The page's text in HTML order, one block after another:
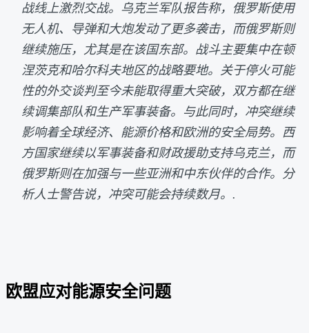
战线上激烈交战。乌克兰军队报告称，俄罗斯使用
无人机、导弹和大炮发动了更多袭击，而俄罗斯则
继续施压，尤其是在该国东部。战斗主要集中在顿
涅茨克和哈尔科夫地区的战略要地。关于停火可能
性的外交谈判至今未能取得重大突破，双方都在继
续调集部队和生产军事装备。与此同时，冲突继续
影响着全球经济、能源价格和欧洲的安全局势。西
方国家继续以军事装备和财政援助支持乌克兰，而
俄罗斯则在加强与一些亚洲和中东伙伴的合作。分
析人士警告说，冲突可能会持续数月。.
欧盟应对能源安全问题